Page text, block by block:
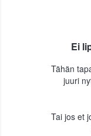
Ei
Tähän
juuri
Tai jos et